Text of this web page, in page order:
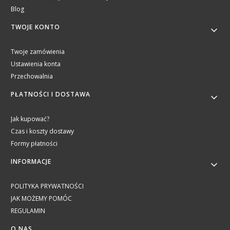
Blog
TWOJE KONTO
Twoje zamówienia
Ustawienia konta
Przechowalnia
PŁATNOŚCI I DOSTAWA
Jak kupować?
Czas i koszty dostawy
Formy płatności
INFORMACJE
POLITYKA PRYWATNOŚCI
JAK MOŻEMY POMÓC
REGULAMIN